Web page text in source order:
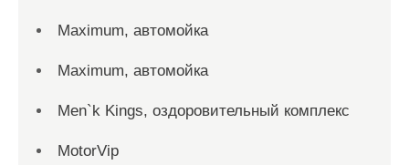
Maximum, автомойка
Maximum, автомойка
Men`k Kings, оздоровительный комплекс
MotorVip